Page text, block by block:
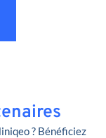
? Bénéficiez